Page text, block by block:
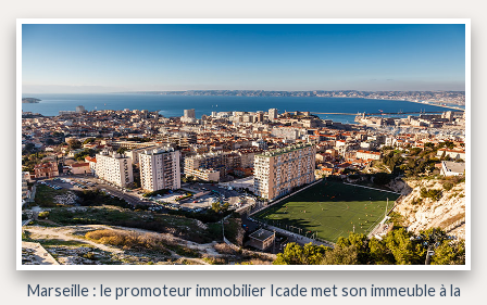
Marseille : le promoteur immobilier Icade met son immeuble à la